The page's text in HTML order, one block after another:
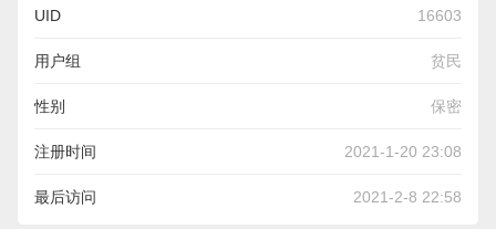
UID 16603
用户组 贫民
性别 保密
注册时间 2021-1-20 23:08
最后访问 2021-2-8 22:58